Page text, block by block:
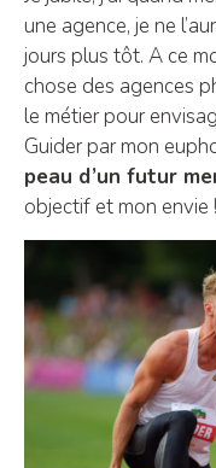
une agence, je ne
jours plus tôt. A ce
chose des agences
le métier pour
Guider par mon
peau d’un futur
objectif et mon envie !